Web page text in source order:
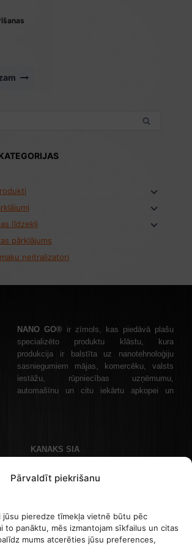
Pārvaldīt piekrišanu
jūsu pieredze tīmekļa vietnē būtu pēc
to panāktu, mēs izmantojam sīkfailus un citas
mums atcerēties jūsu preferences,
līdzekļi
pārklājums
neitralizatori
NANO GO® ir zīmols, kas piedāvā plašu
specializēto produktu klāstu, kura
produkcija ir balstīta uz nanotehnoloģiju
sasniegumiem mājas, komercēku, valsts
iestāžu, rūpniecības uzņēmumu,
automašīnu un citu iekārtu apkopei un
KANAKS SIA
, e-pasta adrese: info@nanogo.lv
PVN LV45403034175